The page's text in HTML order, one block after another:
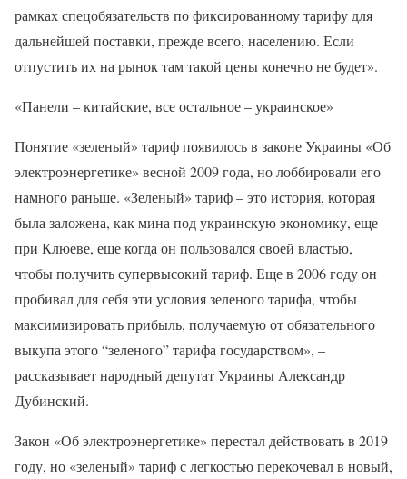
рамках спецобязательств по фиксированному тарифу для
дальнейшей поставки, прежде всего, населению. Если
отпустить их на рынок там такой цены конечно не будет».
«Панели – китайские, все остальное – украинское»
Понятие «зеленый» тариф появилось в законе Украины «Об
электроэнергетике» весной 2009 года, но лоббировали его
намного раньше. «Зеленый» тариф – это история, которая
была заложена, как мина под украинскую экономику, еще
при Клюеве, еще когда он пользовался своей властью,
чтобы получить супервысокий тариф. Еще в 2006 году он
пробивал для себя эти условия зеленого тарифа, чтобы
максимизировать прибыль, получаемую от обязательного
выкупа этого “зеленого” тарифа государством», –
рассказывает народный депутат Украины Александр
Дубинский.
Закон «Об электроэнергетике» перестал действовать в 2019
году, но «зеленый» тариф с легкостью перекочевал в новый,